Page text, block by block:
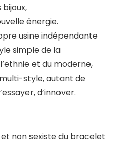
énergie.
usine indépendante
simple de la
et du moderne,
style, autant de
d’innover.
non sexiste du bracelet